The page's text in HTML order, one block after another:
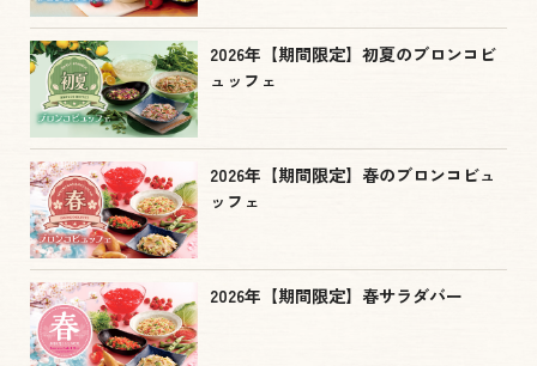
2026年【期間限定】初夏のブロンコビ
ュッフェ
2026年【期間限定】春のブロンコビュ
ッフェ
2026年【期間限定】春サラダバー